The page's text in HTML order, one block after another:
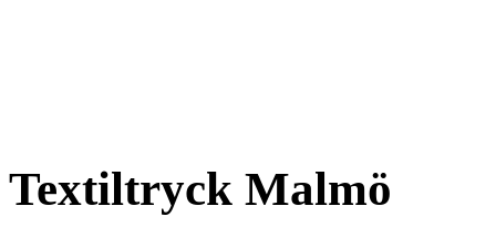
Textiltryck Malmö